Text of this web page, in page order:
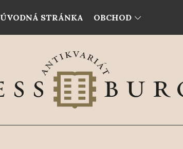
ÚVODNÁ STRÁNKA OBCHOD